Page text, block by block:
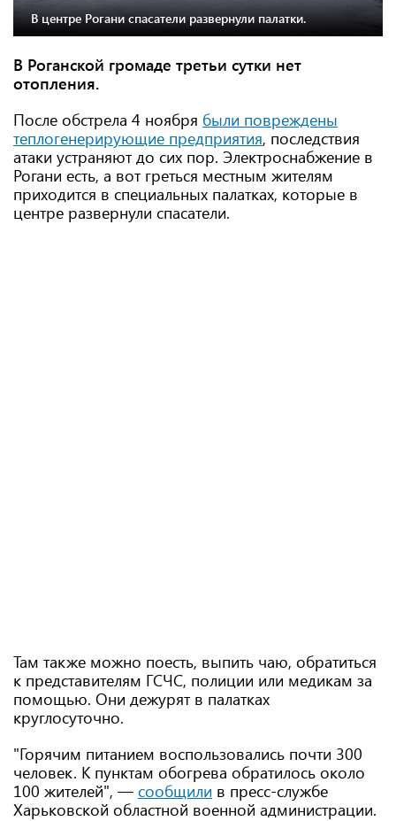
В центре Рогани спасатели развернули палатки.
В Роганской громаде третьи сутки нет
отопления.
После обстрела 4 ноября были повреждены
теплогенерирующие предприятия, последствия
атаки устраняют до сих пор. Электроснабжение в
Рогани есть, а вот греться местным жителям
приходится в специальных палатках, которые в
центре развернули спасатели.
Там также можно поесть, выпить чаю, обратиться
к представителям ГСЧС, полиции или медикам за
помощью. Они дежурят в палатках
круглосуточно.
"Горячим питанием воспользовались почти 300
человек. К пунктам обогрева обратилось около
100 жителей", — сообщили в пресс-службе
Харьковской областной военной администрации.